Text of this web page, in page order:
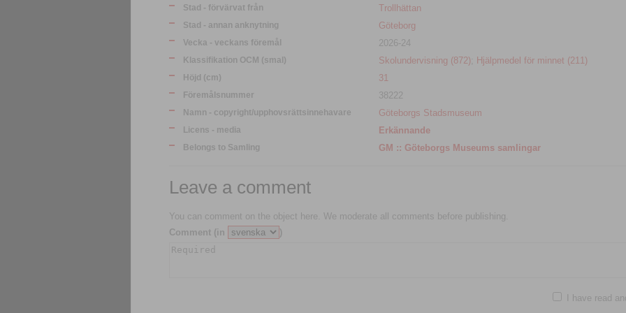
Stad - förvärvat från Trollhättan
Stad - annan anknytning Göteborg
Vecka - veckans föremål 2026-24
Klassifikation OCM (smal) Skolundervisning (872) Hjälpmedel för minnet (211)
Höjd (cm) 31
Föremålsnummer 38222
Namn - copyright/upphovsrättsinnehavare Göteborgs Stadsmuseum
Licens - media Erkännande
Belongs to Samling GM :: Göteborgs Museums samlingar
Leave a comment
You can comment on the object here. We moderate all comments before publishing.
Comment (in
)
I have read